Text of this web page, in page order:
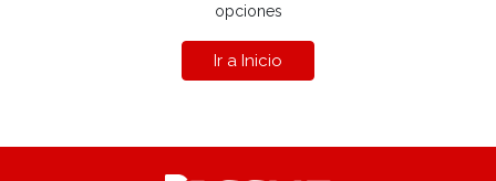
opciones
Ir a Inicio